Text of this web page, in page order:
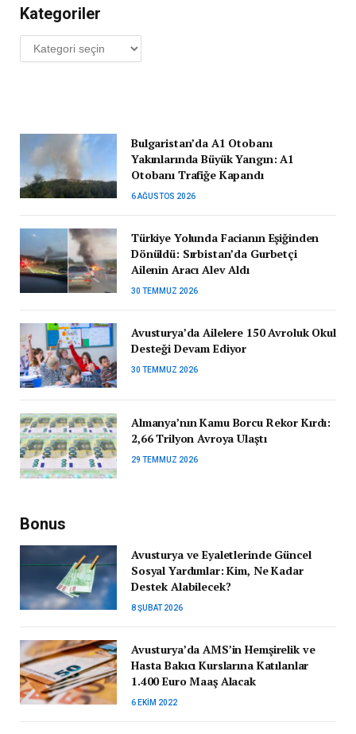
Kategoriler
Kategoriler
Bulgaristan’da A1 Otobanı
Yakınlarında Büyük Yangın: A1
Otobanı Trafiğe Kapandı
6 AĞUSTOS 2026
Türkiye Yolunda Facianın Eşiğinden
Dönüldü: Sırbistan’da Gurbetçi
Ailenin Aracı Alev Aldı
30 TEMMUZ 2026
Avusturya’da Ailelere 150 Avroluk Okul
Desteği Devam Ediyor
30 TEMMUZ 2026
Almanya’nın Kamu Borcu Rekor Kırdı:
2,66 Trilyon Avroya Ulaştı
29 TEMMUZ 2026
Bonus
Avusturya ve Eyaletlerinde Güncel
Sosyal Yardımlar: Kim, Ne Kadar
Destek Alabilecek?
8 ŞUBAT 2026
Avusturya’da AMS’in Hemşirelik ve
Hasta Bakıcı Kurslarına Katılanlar
1.400 Euro Maaş Alacak
6 EKIM 2022